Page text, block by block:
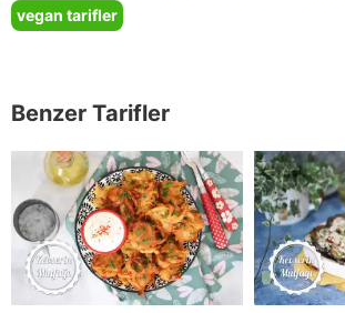
vegan tarifler
Benzer Tarifler